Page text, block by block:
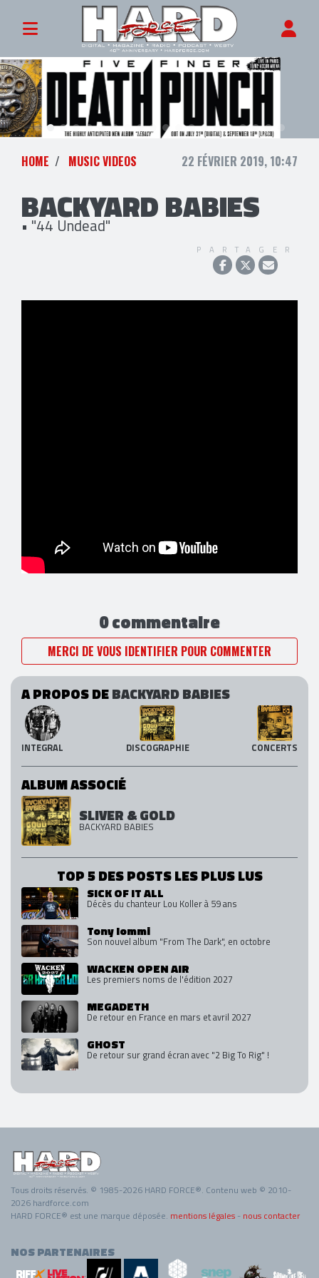
HOME MUSIC VIDEOS 22 FÉVRIER 2019, 10:47
BACKYARD BABIES
• "44 Undead"
PARTAGER
0 commentaire
MERCI DE VOUS IDENTIFIER POUR COMMENTER
A PROPOS DEBACKYARD BABIES
INTEGRAL DISCOGRAPHIE CONCERTS
ALBUM ASSOCIÉ
SLIVER & GOLD
BACKYARD BABIES
TOP 5 DES POSTS LES PLUS LUS
SICK OF IT ALL
Décès du chanteur Lou Koller à 59 ans
Tony Iommi
Son nouvel album "From The Dark", en octobre
WACKEN OPEN AIR
Les premiers noms de l'édition 2027
MEGADETH
De retour en France en mars et avril 2027
GHOST
De retour sur grand écran avec "2 Big To Rig" !
Tous droits réservés. © 1985-2026 HARD FORCE®. Contenu web © 2010-
2026 hardforce.com
HARD FORCE® est une marque déposée. mentions légales - nous contacter
NOS PARTENAIRES